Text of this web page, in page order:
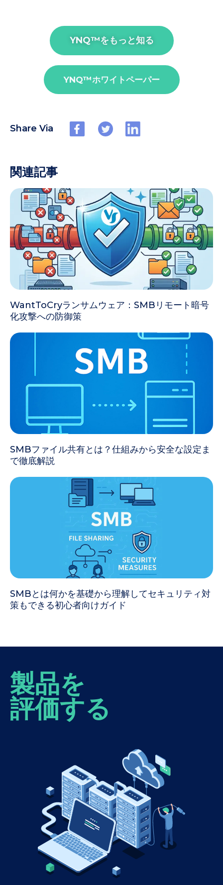
YNQ™︎をもっと知る
YNQ™︎ホワイトペーパー
Share Via
関連記事
WantToCryランサムウェア：SMBリモート暗号
化攻撃への防御策
SMBファイル共有とは？仕組みから安全な設定ま
で徹底解説
SMBとは何かを基礎から理解してセキュリティ対
策もできる初心者向けガイド
製品を
評価する